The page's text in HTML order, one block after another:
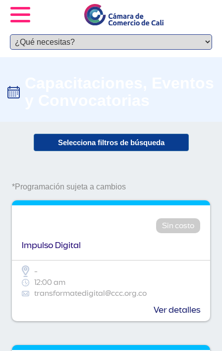
Selecciona filtros de búsqueda
*Programación sujeta a cambios
Sin costo
Impulso Digital
-
12:00 am
transformatedigital@ccc.org.co
Ver detalles